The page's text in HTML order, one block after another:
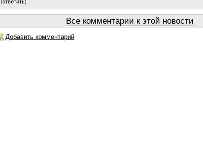
(ответить)
Все комментарии к этой новости
Добавить комментарий